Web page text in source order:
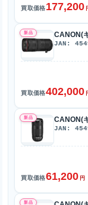
買取価格177,200
新品 CANON(
JAN:
買取価格402,000
新品 CANON(
JAN:
買取価格61,200 円
新品